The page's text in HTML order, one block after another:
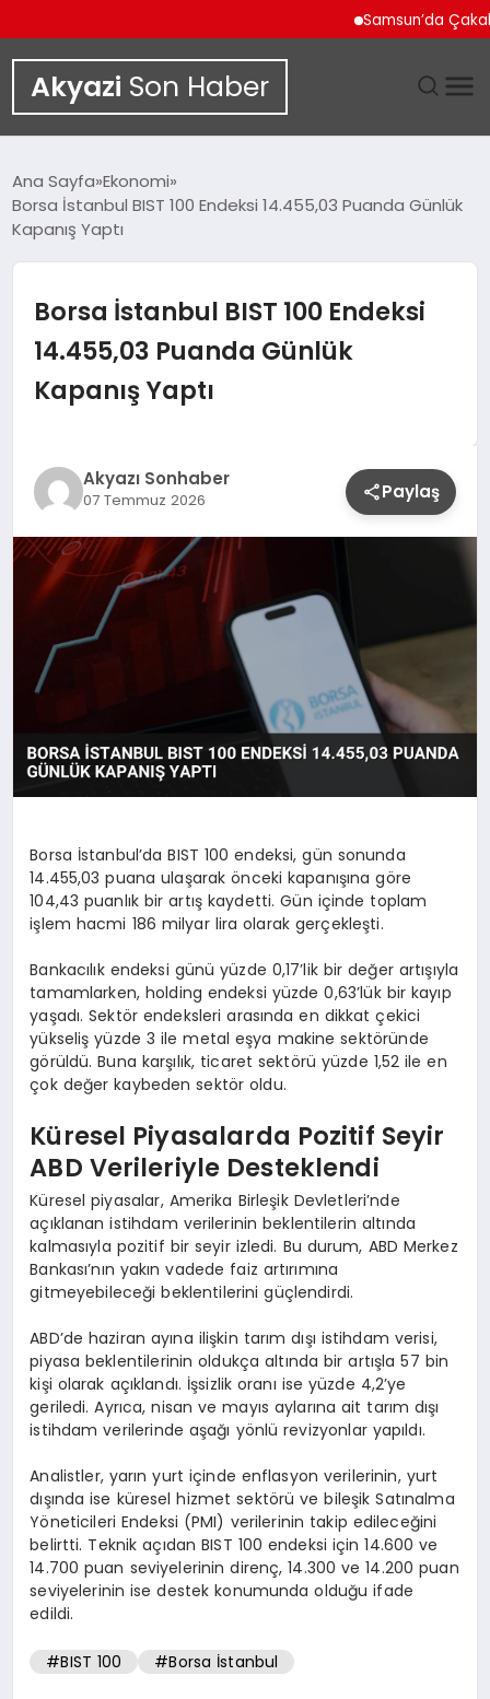
Samsun’da Çakallı
Akyazi Son Haber
SIYASET
SPOR
YAŞAM
Ana Sayfa Ekonomi
Borsa İstanbul BIST 100 Endeksi 14.455,03 Puanda Günlük
Kapanış Yaptı
Borsa İstanbul BIST 100 Endeksi
14.455,03 Puanda Günlük
Kapanış Yaptı
Akyazı Sonhaber
07 Temmuz 2026 Paylaş
Borsa İstanbul’da BIST 100 endeksi, gün sonunda
14.455,03 puana ulaşarak önceki kapanışına göre
104,43 puanlık bir artış kaydetti. Gün içinde toplam
işlem hacmi 186 milyar lira olarak gerçekleşti.
Bankacılık endeksi günü yüzde 0,17’lik bir değer artışıyla
tamamlarken, holding endeksi yüzde 0,63’lük bir kayıp
yaşadı. Sektör endeksleri arasında en dikkat çekici
yükseliş yüzde 3 ile metal eşya makine sektöründe
görüldü. Buna karşılık, ticaret sektörü yüzde 1,52 ile en
çok değer kaybeden sektör oldu.
Küresel Piyasalarda Pozitif Seyir
ABD Verileriyle Desteklendi
Küresel piyasalar, Amerika Birleşik Devletleri’nde
açıklanan istihdam verilerinin beklentilerin altında
kalmasıyla pozitif bir seyir izledi. Bu durum, ABD Merkez
Bankası’nın yakın vadede faiz artırımına
gitmeyebileceği beklentilerini güçlendirdi.
ABD’de haziran ayına ilişkin tarım dışı istihdam verisi,
piyasa beklentilerinin oldukça altında bir artışla 57 bin
kişi olarak açıklandı. İşsizlik oranı ise yüzde 4,2’ye
geriledi. Ayrıca, nisan ve mayıs aylarına ait tarım dışı
istihdam verilerinde aşağı yönlü revizyonlar yapıldı.
Analistler, yarın yurt içinde enflasyon verilerinin, yurt
dışında ise küresel hizmet sektörü ve bileşik Satınalma
Yöneticileri Endeksi (PMI) verilerinin takip edileceğini
belirtti. Teknik açıdan BIST 100 endeksi için 14.600 ve
14.700 puan seviyelerinin direnç, 14.300 ve 14.200 puan
seviyelerinin ise destek konumunda olduğu ifade
edildi.
#BIST 100 #Borsa İstanbul